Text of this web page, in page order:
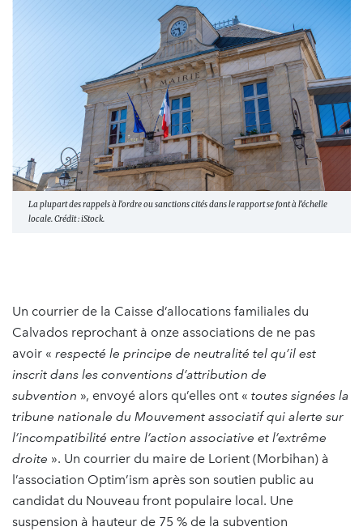
La plupart des rappels à l'ordre ou sanctions cités dans le rapport se font à l'échelle
locale. Crédit : iStock.
Un courrier de la Caisse d’allocations familiales du
Calvados reprochant à onze associations de ne pas
avoir « respecté le principe de neutralité tel qu’il est
inscrit dans les conventions d’attribution de
subvention », envoyé alors qu’elles ont « toutes signées la
tribune nationale du Mouvement associatif qui alerte sur
l’incompatibilité entre l’action associative et l’extrême
droite ». Un courrier du maire de Lorient (Morbihan) à
l’association Optim’ism après son soutien public au
candidat du Nouveau front populaire local. Une
suspension à hauteur de 75 % de la subvention